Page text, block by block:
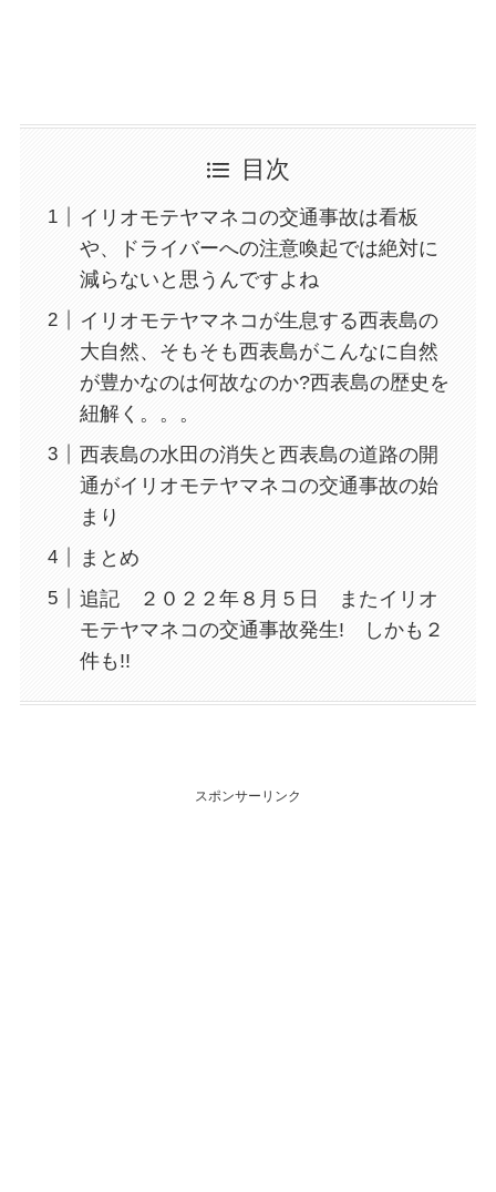
目次
イリオモテヤマネコの交通事故は看板
や、ドライバーへの注意喚起では絶対に
減らないと思うんですよね
イリオモテヤマネコが生息する西表島の
大自然、そもそも西表島がこんなに自然
が豊かなのは何故なのか?西表島の歴史を
紐解く。。。
西表島の水田の消失と西表島の道路の開
通がイリオモテヤマネコの交通事故の始
まり
まとめ
追記 ２０２２年８月５日 またイリオ
モテヤマネコの交通事故発生! しかも２
件も!!
スポンサーリンク